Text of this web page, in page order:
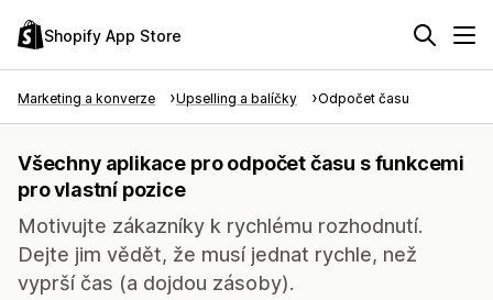
Shopify App Store
Marketing a konverze Upselling a balíčky Odpočet času
Všechny aplikace pro odpočet času s funkcemi
pro vlastní pozice
Motivujte zákazníky k rychlému rozhodnutí.
Dejte jim vědět, že musí jednat rychle, než
vyprší čas (a dojdou zásoby).